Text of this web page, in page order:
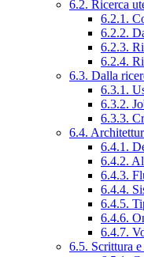
6.2. Ricerca
6.2.1.
6.2.2.
6.2.3.
6.2.4.
6.3. Dalla
6.3.1.
6.3.2.
6.3.3.
6.4.
6.4.1.
6.4.2.
6.4.3.
6.4.4.
6.4.5.
6.4.6.
6.4.7.
6.5. Scrittura